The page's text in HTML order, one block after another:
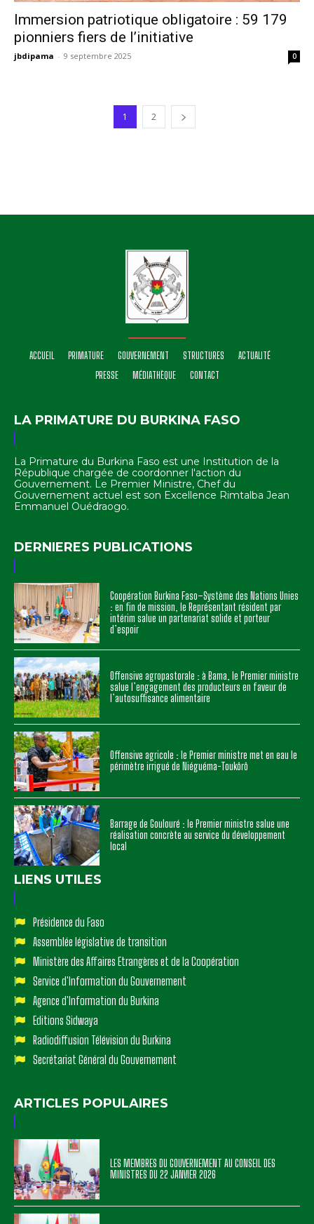
Immersion patriotique obligatoire : 59 179
pionniers fiers de l’initiative
jbdipama - 9 septembre 2025 0
1 2
ACCUEIL PRIMATURE GOUVERNEMENT STRUCTURES
ACTUALITÉ
PRESSE
MÉDIATHÈQUE CONTACT
LA PRIMATURE DU BURKINA FASO
La Primature du Burkina Faso est une Institution de la
République chargée de coordonner l'action du
Gouvernement. Le Premier Ministre, Chef du
Gouvernement actuel est son Excellence Rimtalba Jean
Emmanuel Ouédraogo.
DERNIERES PUBLICATIONS
Coopération Burkina Faso–Système des Nations Unies
: en fin de mission, le Représentant résident par
intérim salue un partenariat solide et porteur
d’espoir
Offensive agropastorale : à Bama, le Premier ministre
salue l’engagement des producteurs en faveur de
l’autosuffisance alimentaire
Offensive agricole : le Premier ministre met en eau le
périmètre irrigué de Niéguéma-Toukôrô
Barrage de Goulouré : le Premier ministre salue une
réalisation concrète au service du développement
local
LIENS UTILES
Présidence du Faso
Assemblée législative de transition
Ministère des Affaires Etrangères et de la Coopération
Service d'Information du Gouvernement
Agence d'Information du Burkina
Editions Sidwaya
Radiodiffusion Télévision du Burkina
Secrétariat Général du Gouvernement
ARTICLES POPULAIRES
LES MEMBRES DU GOUVERNEMENT AU CONSEIL DES
MINISTRES DU 22 JANVIER 2026